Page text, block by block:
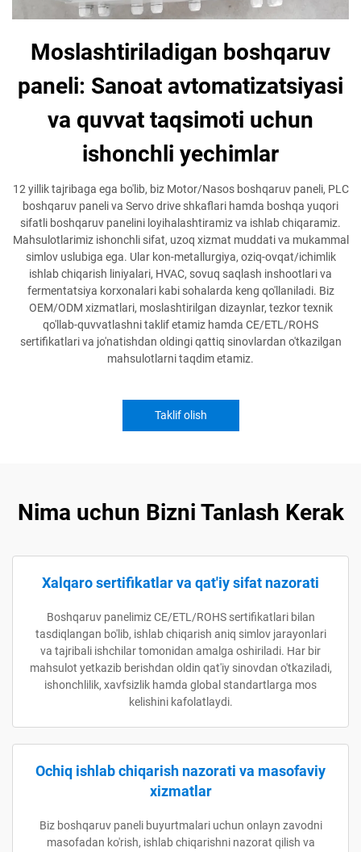
Moslashtiriladigan boshqaruv
paneli: Sanoat avtomatizatsiyasi
va quvvat taqsimoti uchun
ishonchli yechimlar
12 yillik tajribaga ega bo'lib, biz Motor/Nasos boshqaruv paneli, PLC
boshqaruv paneli va Servo drive shkaflari hamda boshqa yuqori
sifatli boshqaruv panelini loyihalashtiramiz va ishlab chiqaramiz.
Mahsulotlarimiz ishonchli sifat, uzoq xizmat muddati va mukammal
simlov uslubiga ega. Ular kon-metallurgiya, oziq-ovqat/ichimlik
ishlab chiqarish liniyalari, HVAC, sovuq saqlash inshootlari va
fermentatsiya korxonalari kabi sohalarda keng qo'llaniladi. Biz
OEM/ODM xizmatlari, moslashtirilgan dizaynlar, tezkor texnik
qo'llab-quvvatlashni taklif etamiz hamda CE/ETL/ROHS
sertifikatlari va jo'natishdan oldingi qattiq sinovlardan o'tkazilgan
mahsulotlarni taqdim etamiz.
Taklif olish
Nima uchun Bizni Tanlash Kerak
Xalqaro sertifikatlar va qat'iy sifat nazorati
Boshqaruv panelimiz CE/ETL/ROHS sertifikatlari bilan
tasdiqlangan bo'lib, ishlab chiqarish aniq simlov jarayonlari
va tajribali ishchilar tomonidan amalga oshiriladi. Har bir
mahsulot yetkazib berishdan oldin qat'iy sinovdan o'tkaziladi,
ishonchlilik, xavfsizlik hamda global standartlarga mos
kelishini kafolatlaydi.
Ochiq ishlab chiqarish nazorati va masofaviy
xizmatlar
Biz boshqaruv paneli buyurtmalari uchun onlayn zavodni
masofadan ko'rish, ishlab chiqarishni nazorat qilish va